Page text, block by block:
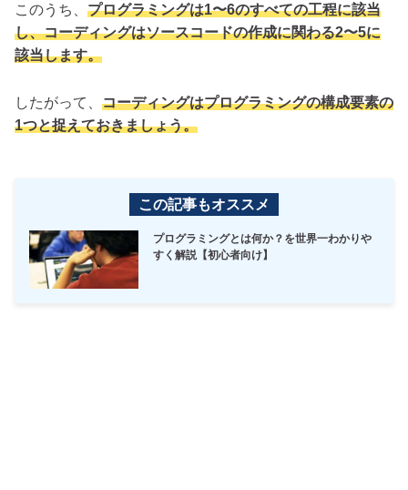
このうち、 プログラミングは1〜6のすべての工程に該当
し、コーディングはソースコードの作成に関わる2〜5に
該当します。
したがって、 コーディングはプログラミングの構成要素の
1つと捉えておきましょう。
この記事もオススメ
プログラミングとは何か？を世界一わかりや
すく解説【初心者向け】